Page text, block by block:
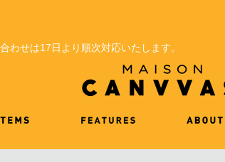
わせは17日より順次対応いたします。